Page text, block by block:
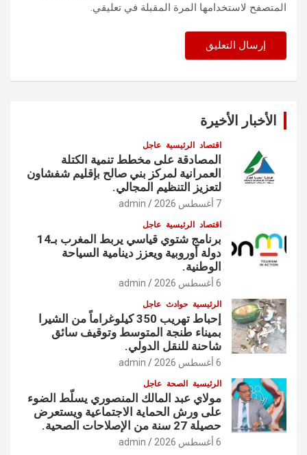
المتصفح لاستخدامها المرة المقبلة في تعليقي.
الأخبار الأخيرة
اقتصاد الرئيسية عاجل
المصادقة على مخطط تنمية الكتلة
العمرانية لمركز بني صالح بإقليم شفشاون
لتعزيز التنظيم المجالي.
7 أغسطس 2026 admin
اقتصاد الرئيسية عاجل
برنامج شتوي قياسي يربط المغرب بـ14
دولة أوروبية ويعزز دينامية السياحة
الوطنية.
6 أغسطس 2026 admin
الرئيسية حوادث عاجل
إحباط تهريب 350 كيلوغراماً من الشيرا
بميناء طنجة المتوسط وتوقيف سائق
شاحنة للنقل الدولي.
6 أغسطس 2026 admin
الرئيسية الصحة عاجل
مولاي عبد المالك المنصوري يسلّط الضوء
على ورش الحماية الاجتماعية ويستعرض
حصيلة 27 سنة من الإصلاحات الصحية.
6 أغسطس 2026 admin